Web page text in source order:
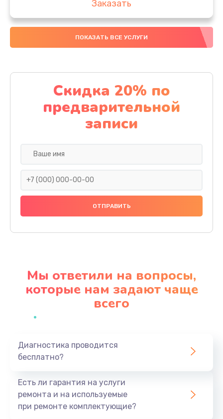
Заказать
Замена аккумулятора
4000 руб.
Замена материнской платы
1100 руб.
Заказать
Замена праймера
1000 руб.
Заказать
Профилактическая чистка
Заказать
ПОКАЗАТЬ ВСЕ УСЛУГИ
Скидка 20% по
предварительной
записи
Мы ответили на вопросы,
которые нам задают чаще
всего
Диагностика проводится
бесплатно?
Есть ли гарантия на услуги
ремонта и на используемые
при ремонте комплектующие?